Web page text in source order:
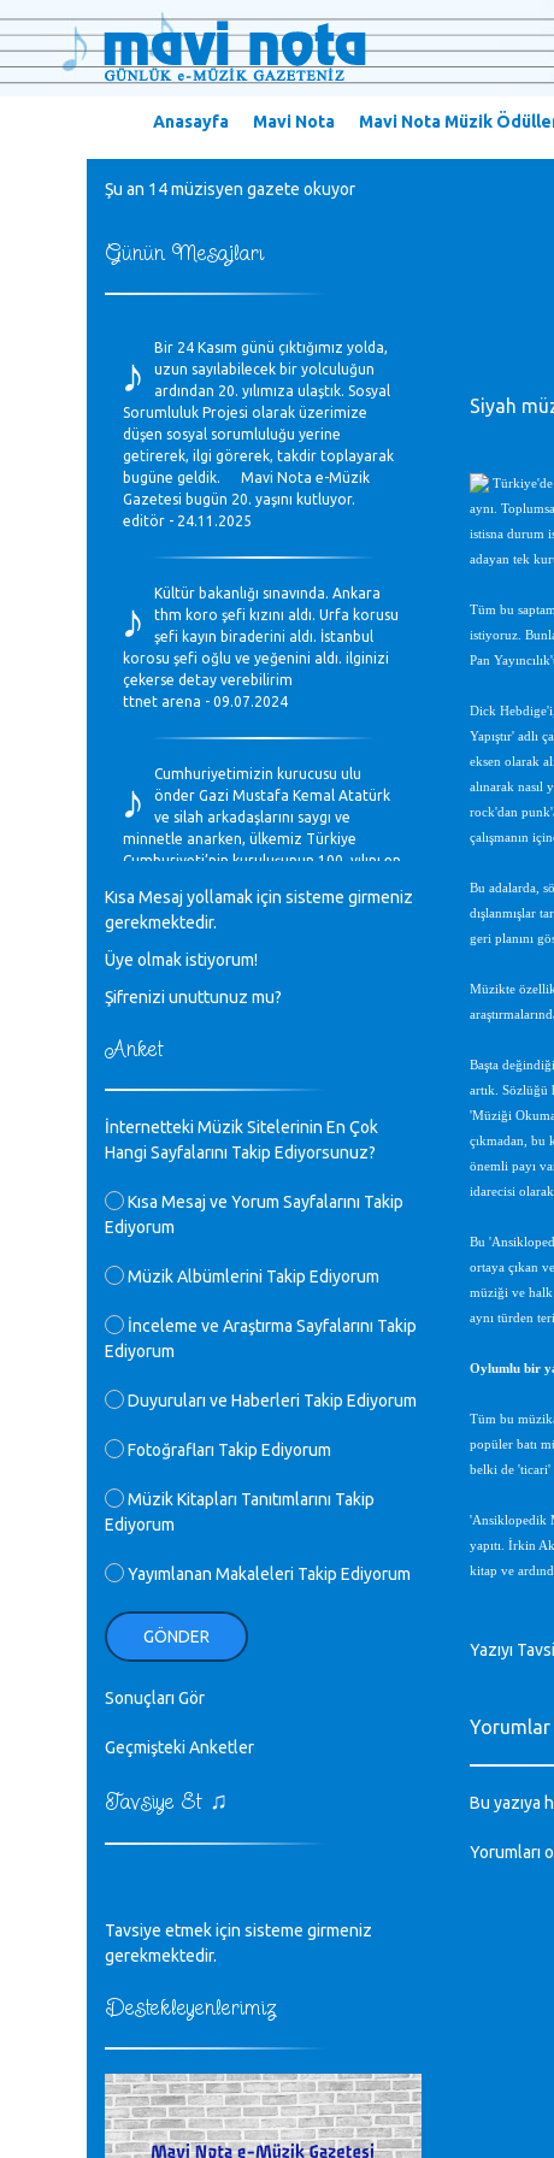
Anasayfa Mavi Nota Mavi Nota Müzik
Şu an 14 müzisyen gazete okuyor
Günün Mesajları
♪
Bir 24 Kasım günü çıktığımız yolda,
uzun sayılabilecek bir yolculuğun
ardından 20. yılımıza ulaştık. Sosyal
Sorumluluk Projesi olarak üzerimize
düşen sosyal sorumluluğu yerine
getirerek, ilgi görerek, takdir toplayarak
bugüne geldik. Mavi Nota e-Müzik
Gazetesi bugün 20. yaşını kutluyor.
editör - 24.11.2025
♪
Kültür bakanlığı sınavında. Ankara
thm koro şefi kızını aldı. Urfa korusu
şefi kayın biraderini aldı. İstanbul
korosu şefi oğlu ve yeğenini aldı. ilginizi
çekerse detay verebilirim
ttnet arena - 09.07.2024
♪
Cumhuriyetimizin kurucusu ulu
önder Gazi Mustafa Kemal Atatürk
ve silah arkadaşlarını saygı ve
minnetle anarken, ülkemiz Türkiye
Cumhuriyeti’nin kuruluşunun 100. yılını en
Mavi Nota - 28.10.2023
♪
Müzik Bölümlerinin Eğitim
Gülşah Sargın Kaptaş - 28.10.2023
♪
Mavi Nota - 07.02.2023
♪
30 yıl sonra karşılaşmak çok güzel
Kurtuluş, teveccüh etmişsin çok
verirsen sevinirim, selamlar, sevgiler.
♪
yıllarımda özel radyo yayıncılığı
ödülüne layık görülmüştüm evde yıllar
arayayım dediğimde ikinci büyük şoku
yaşadım 1994 de verdiği ödülü değerli
hocam arşivinde fotoğraf larımız ile
emek emeği geçen herkese en derin
ellerinden benim için öpün.
Kurtuluş Çelebi - 07.01.2023
♪
Mavi Nota - 24.11.2022
♪
Biliyorum Cüneyt bey, yazımda da
♪
sayın müfit bey bilgilerinizi kontrol
edi 6440 sayılı cso kurulrş kanununda
Kısa Mesaj yollamak için sisteme girmeniz
gerekmektedir.
Üye olmak istiyorum!
Şifrenizi unuttunuz mu?
Anket
İnternetteki Müzik Sitelerinin En Çok
Hangi Sayfalarını Takip Ediyorsunuz?
Kısa Mesaj ve Yorum Sayfalarını Takip
Ediyorum
Müzik Albümlerini Takip Ediyorum
İnceleme ve Araştırma Sayfalarını Takip
Ediyorum
Duyuruları ve Haberleri Takip Ediyorum
Fotoğrafları Takip Ediyorum
Müzik Kitapları Tanıtımlarını Takip
Ediyorum
Yayımlanan Makaleleri Takip Ediyorum
GÖNDER
Sonuçları Gör
Geçmişteki Anketler
Tavsiye Et ♫
Tavsiye etmek için sisteme girmeniz
gerekmektedir.
Destekleyenlerimiz
Siyah
Türkiye'de
aynı.
istisna durum
adayan tek
Tüm bu
istiyoruz.
Pan
Dick
Yapıştır' adlı
eksen olarak
alınarak nasıl
rock'dan
çalışmanın
Bu adalarda,
dışlanmışlar
geri planını
Müzikte
Başta
artık. Sözlüğü
'Müziği
çıkmadan, bu
önemli payı
idarecisi
Bu
ortaya çıkan
müziği ve halk
aynı türden
Oylumlu bir
Tüm bu
popüler batı
belki de 'ticari'
'Ansiklopedik
yapıtı. İrkin
kitap ve
Yazıyı
Yorumlar
Bu yazıya
Yorumları